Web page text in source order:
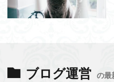
ブログ運営 の最